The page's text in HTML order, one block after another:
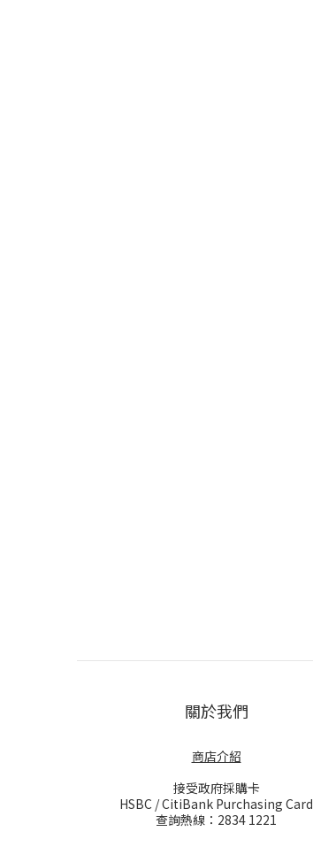
關於我們
商店介紹
接受政府採購卡
HSBC / CitiBank Purchasing Card
查詢熱線：2834 1221